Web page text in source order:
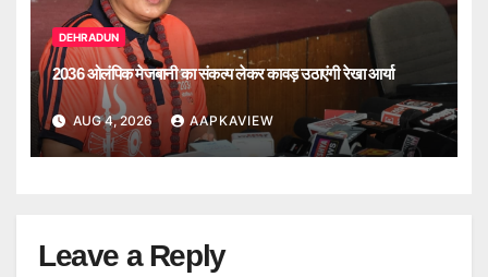
DEHRADUN
2036 ओलंपिक मेजबानी का संकल्प लेकर कावड़ उठाएंगी रेखा आर्या
AUG 4, 2026 AAPKAVIEW
Leave a Reply